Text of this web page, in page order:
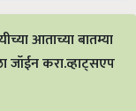
आताच्या बातम्या
जॉईन करा.व्हाट्सएप